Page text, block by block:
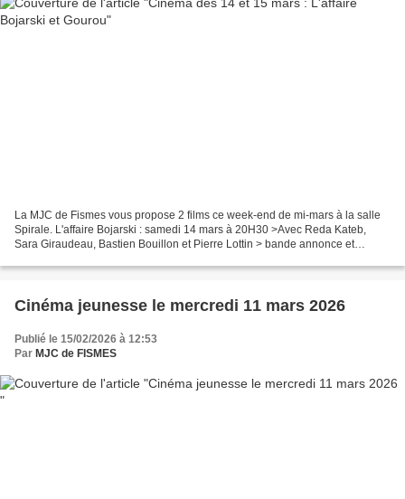
La MJC de Fismes vous propose 2 films ce week-end de mi-mars à la salle
Spirale. L'affaire Bojarski : samedi 14 mars à 20H30 >Avec Reda Kateb,
Sara Giraudeau, Bastien Bouillon et Pierre Lottin > bande annonce et
Cinéma jeunesse le mercredi 11 mars 2026
Publié le 15/02/2026 à 12:53
Par MJC de FISMES